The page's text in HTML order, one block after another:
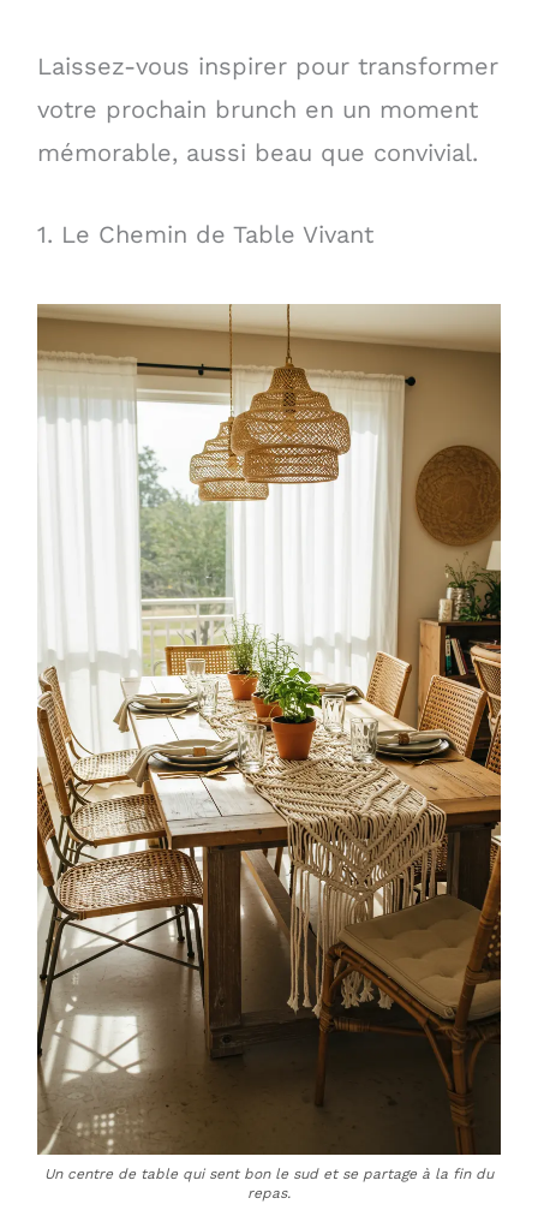
Laissez-vous inspirer pour transformer
votre prochain brunch en un moment
mémorable, aussi beau que convivial.
1. Le Chemin de Table Vivant
Un centre de table qui sent bon le sud et se partage à la fin du
repas.